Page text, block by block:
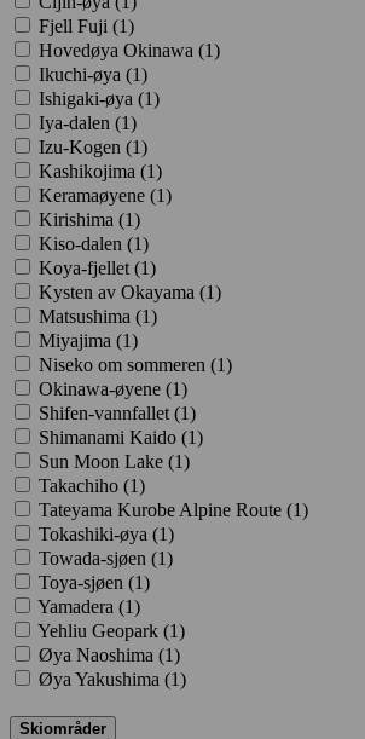
Fjell Fuji (1)
Hovedøya Okinawa (1)
Ikuchi-øya (1)
Ishigaki-øya (1)
Iya-dalen (1)
Izu-Kogen (1)
Kashikojima (1)
Keramaøyene (1)
Kirishima (1)
Kiso-dalen (1)
Koya-fjellet (1)
Kysten av Okayama (1)
Matsushima (1)
Miyajima (1)
Niseko om sommeren (1)
Okinawa-øyene (1)
Shifen-vannfallet (1)
Shimanami Kaido (1)
Sun Moon Lake (1)
Takachiho (1)
Tateyama Kurobe Alpine Route (1)
Tokashiki-øya (1)
Towada-sjøen (1)
Toya-sjøen (1)
Yamadera (1)
Yehliu Geopark (1)
Øya Naoshima (1)
Øya Yakushima (1)
Skiområder